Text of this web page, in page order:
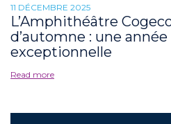
11 DÉCEMBRE 2025
L’Amphithéâtre
d’automne : une
exceptionnelle
Read more